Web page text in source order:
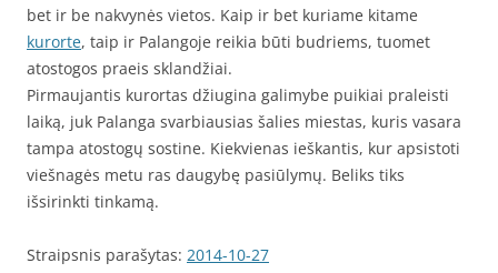
bet ir be nakvynės vietos. Kaip ir bet kuriame kitame
kurorte, taip ir Palangoje reikia būti budriems, tuomet
atostogos praeis sklandžiai.
Pirmaujantis kurortas džiugina galimybe puikiai praleisti
laiką, juk Palanga svarbiausias šalies miestas, kuris vasara
tampa atostogų sostine. Kiekvienas ieškantis, kur apsistoti
viešnagės metu ras daugybę pasiūlymų. Beliks tiks
išsirinkti tinkamą.
Straipsnis parašytas: 2014-10-27